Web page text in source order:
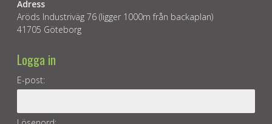
Adress
Aröds Industriväg 76 (ligger 1000m från backaplan)
41705 Göteborg
Logga in
E-post: